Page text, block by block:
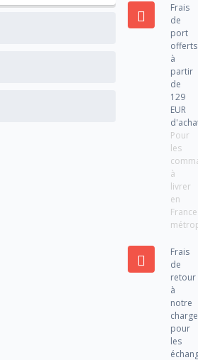
Frais
de
port
offerts
à
partir
de
129
EUR
Pour
les
à
livrer
en
France
Frais
de
retour
à
notre
charge
pour
les